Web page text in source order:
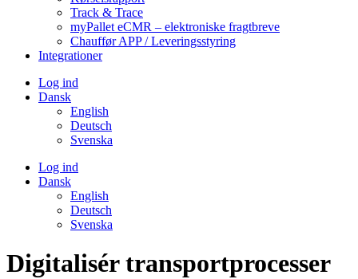
Track & Trace
myPallet eCMR – elektroniske fragtbreve
Chauffør APP / Leveringsstyring
Integrationer
Log ind
Dansk
English
Deutsch
Svenska
Log ind
Dansk
English
Deutsch
Svenska
Digitalisér transportprocesser